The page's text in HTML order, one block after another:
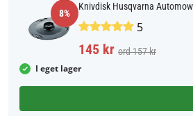
8%
Knivdisk Husqvarna
5
145 kr ord 157 kr
I eget lager